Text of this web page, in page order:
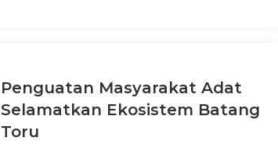
Penguatan Masyarakat Adat
Selamatkan Ekosistem Batang
Toru